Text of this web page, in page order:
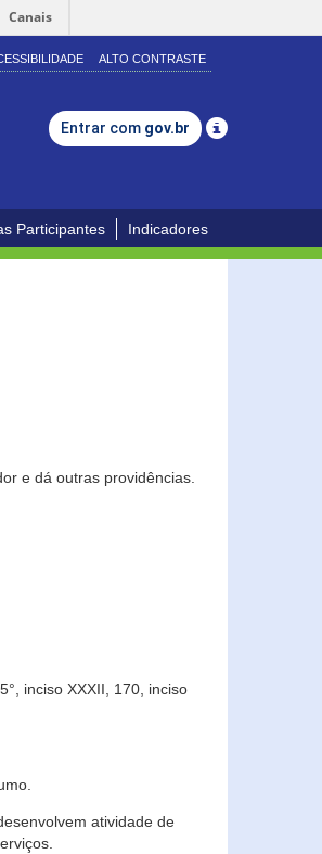
Canais
ALTO CONTRASTE
Entrar com gov.br
Participantes Indicadores
e dá outras providências.
inciso XXXII, 170, inciso
atividade de